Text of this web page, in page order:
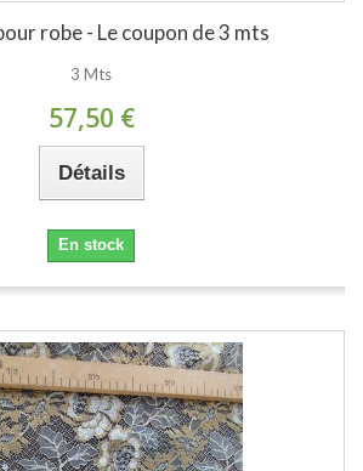
robe - Le coupon de 3 mts
3 Mts
57,50 €
Détails
En stock